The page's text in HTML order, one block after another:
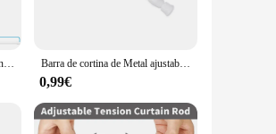
Varilla telescópica extensible con resorte multifuncional, poste de riel de cortina ajustable, varillas colgantes para el hogar para ventana y baño Barra de cortina de Metal ajustable con resorte, postes telescópicos extensibles para Barra de baño y ducha, varillas colgantes sin perforación, 30-110cm
0,99€